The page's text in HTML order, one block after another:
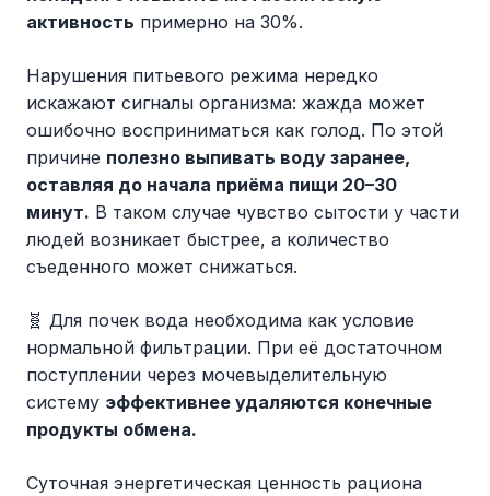
активность примерно на 30%.
Нарушения питьевого режима нередко
искажают сигналы организма: жажда может
ошибочно восприниматься как голод. По этой
причине полезно выпивать воду заранее,
оставляя до начала приёма пищи 20–30
минут. В таком случае чувство сытости у части
людей возникает быстрее, а количество
съеденного может снижаться.
🧬 Для почек вода необходима как условие
нормальной фильтрации. При её достаточном
поступлении через мочевыделительную
систему эффективнее удаляются конечные
продукты обмена.
Суточная энергетическая ценность рациона